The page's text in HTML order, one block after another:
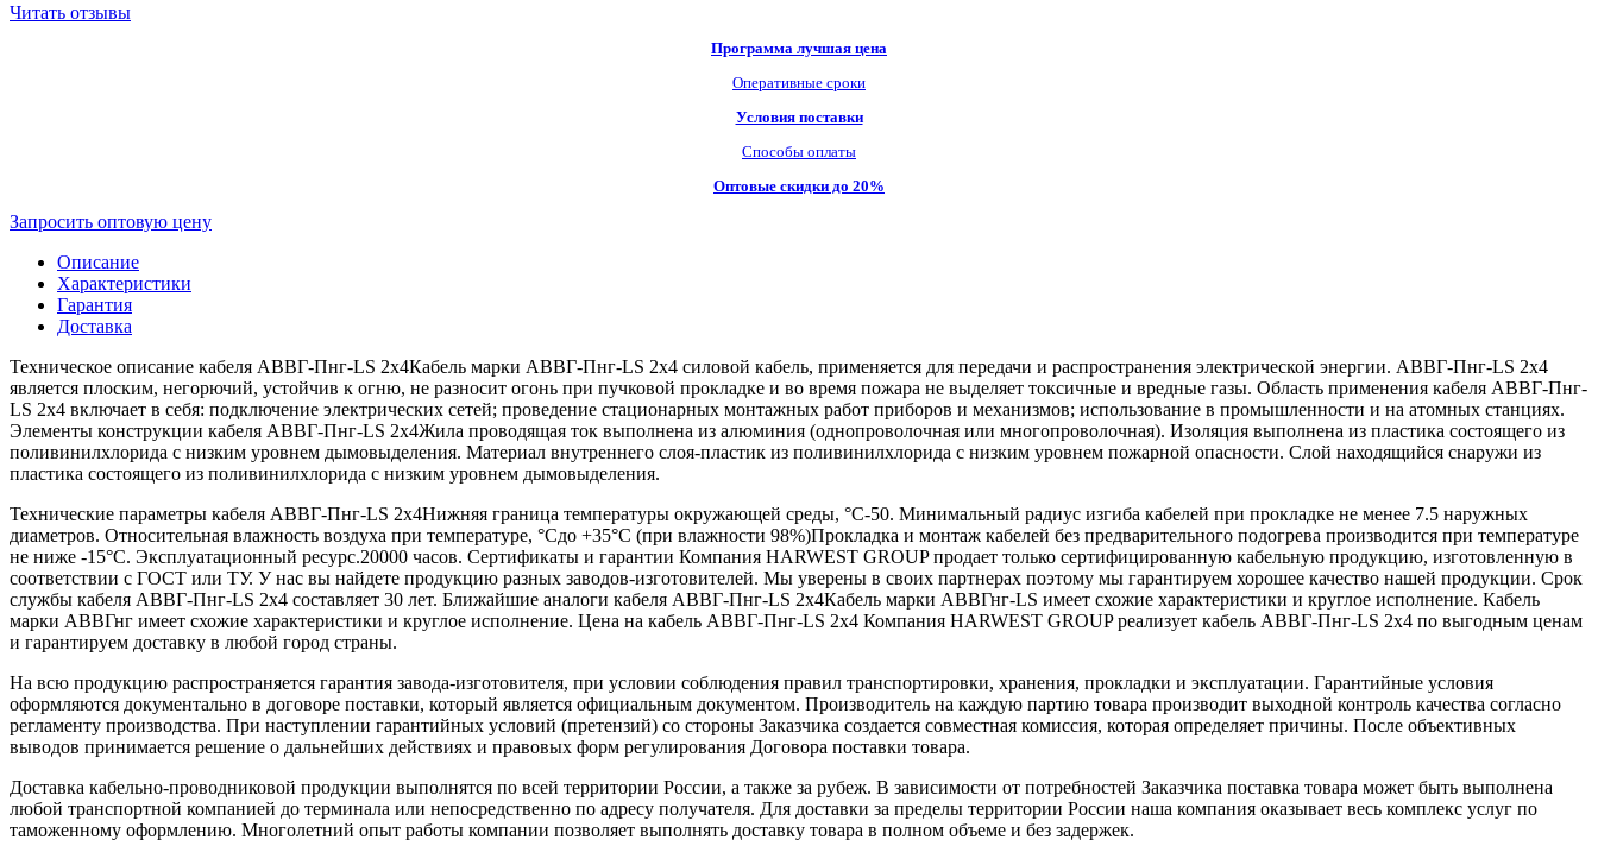
Читать отзывы
Программа лучшая цена
Оперативные сроки
Условия поставки
Способы оплаты
Оптовые скидки до 20%
Запросить оптовую цену
Описание
Характеристики
Гарантия
Доставка
Техническое описание кабеля АВВГ-Пнг-LS 2х4Кабель марки АВВГ-Пнг-LS 2х4 силовой кабель, применяется для передачи и распространения электрической энергии. АВВГ-Пнг-LS 2х4
является плоским, негорючий, устойчив к огню, не разносит огонь при пучковой прокладке и во время пожара не выделяет токсичные и вредные газы. Область применения кабеля АВВГ-Пнг-
LS 2х4 включает в себя: подключение электрических сетей; проведение стационарных монтажных работ приборов и механизмов; использование в промышленности и на атомных станциях.
Элементы конструкции кабеля АВВГ-Пнг-LS 2х4Жила проводящая ток выполнена из алюминия (однопроволочная или многопроволочная). Изоляция выполнена из пластика состоящего из
поливинилхлорида с низким уровнем дымовыделения. Материал внутреннего слоя-пластик из поливинилхлорида с низким уровнем пожарной опасности. Слой находящийся снаружи из
пластика состоящего из поливинилхлорида с низким уровнем дымовыделения.
Технические параметры кабеля АВВГ-Пнг-LS 2х4Нижняя граница температуры окружающей среды, °С-50. Минимальный радиус изгиба кабелей при прокладке не менее 7.5 наружных
диаметров. Относительная влажность воздуха при температуре, °Сдо +35°С (при влажности 98%)Прокладка и монтаж кабелей без предварительного подогрева производится при температуре
не ниже -15°С. Эксплуатационный ресурс.20000 часов. Сертификаты и гарантии Компания HARWEST GROUP продает только сертифицированную кабельную продукцию, изготовленную в
соответствии с ГОСТ или ТУ. У нас вы найдете продукцию разных заводов-изготовителей. Мы уверены в своих партнерах поэтому мы гарантируем хорошее качество нашей продукции. Срок
службы кабеля АВВГ-Пнг-LS 2х4 составляет 30 лет. Ближайшие аналоги кабеля АВВГ-Пнг-LS 2х4Кабель марки АВВГнг-LS имеет схожие характеристики и круглое исполнение. Кабель
марки АВВГнг имеет схожие характеристики и круглое исполнение. Цена на кабель АВВГ-Пнг-LS 2х4 Компания HARWEST GROUP реализует кабель АВВГ-Пнг-LS 2х4 по выгодным ценам
и гарантируем доставку в любой город страны.
На всю продукцию распространяется гарантия завода-изготовителя, при условии соблюдения правил транспортировки, хранения, прокладки и эксплуатации. Гарантийные условия
оформляются документально в договоре поставки, который является официальным документом. Производитель на каждую партию товара производит выходной контроль качества согласно
регламенту производства. При наступлении гарантийных условий (претензий) со стороны Заказчика создается совместная комиссия, которая определяет причины. После объективных
выводов принимается решение о дальнейших действиях и правовых форм регулирования Договора поставки товара.
Доставка кабельно-проводниковой продукции выполнятся по всей территории России, а также за рубеж. В зависимости от потребностей Заказчика поставка товара может быть выполнена
любой транспортной компанией до терминала или непосредственно по адресу получателя. Для доставки за пределы территории России наша компания оказывает весь комплекс услуг по
таможенному оформлению. Многолетний опыт работы компании позволяет выполнять доставку товара в полном объеме и без задержек.